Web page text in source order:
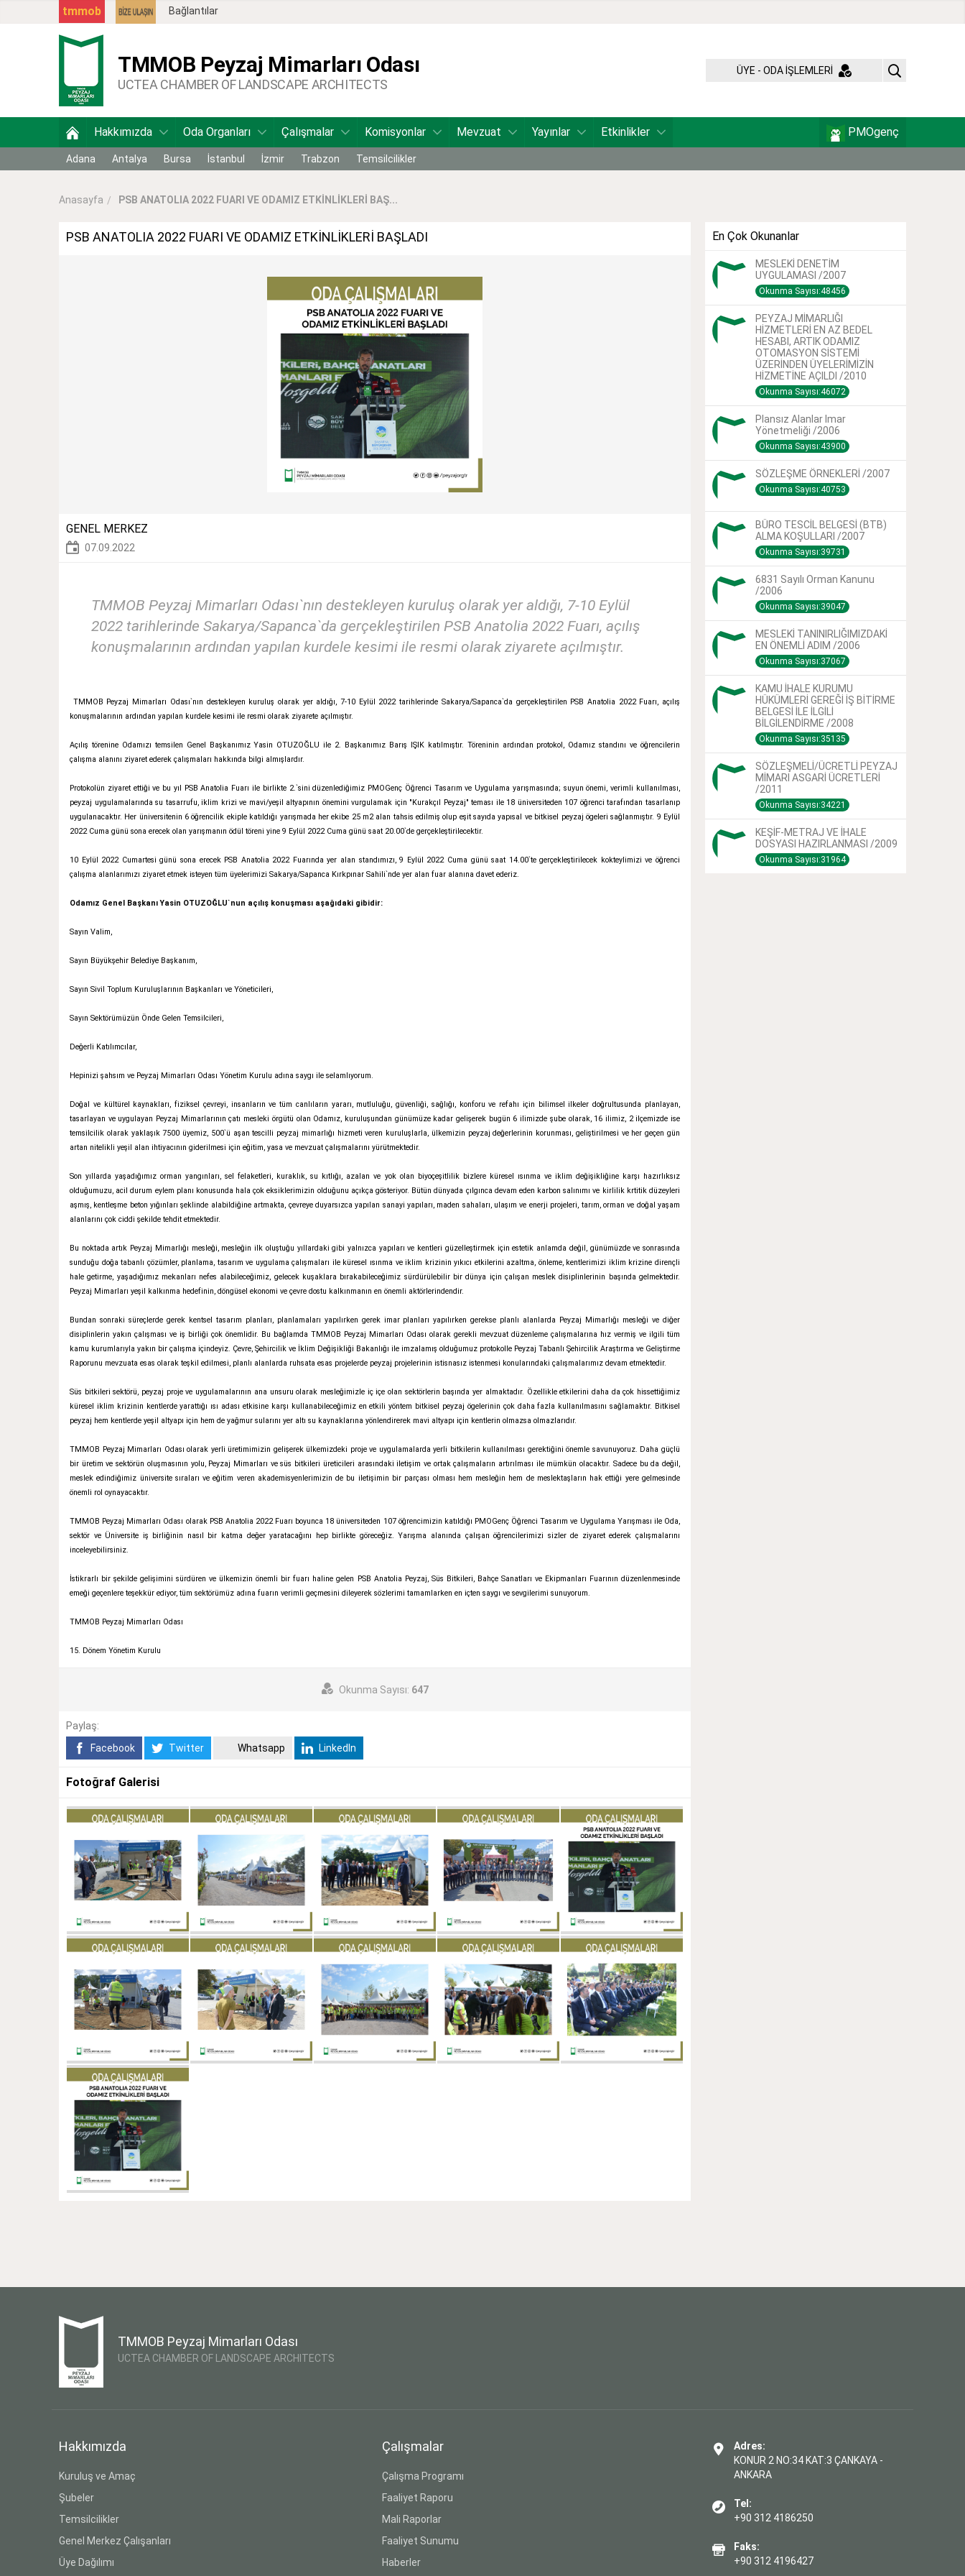
Bağlantılar
tmmob
TMMOB Peyzaj Mimarları Odası
UCTEA CHAMBER OF LANDSCAPE ARCHITECTS
ÜYE - ODA İŞLEMLERİ
Hakkımızda Oda Organları Çalışmalar Komisyonlar Mevzuat Yayınlar Etkinlikler PMOgenç
Adana Antalya Bursa İstanbul İzmir Trabzon Temsilcilikler
Anasayfa PSB ANATOLIA 2022 FUARI VE ODAMIZ ETKİNLİKLERİ BAŞ...
PSB ANATOLIA 2022 FUARI VE ODAMIZ ETKİNLİKLERİ BAŞLADI
GENEL MERKEZ
07.09.2022
TMMOB Peyzaj Mimarları Odası`nın destekleyen kuruluş olarak yer aldığı, 7-10 Eylül
2022 tarihlerinde Sakarya/Sapanca`da gerçekleştirilen PSB Anatolia 2022 Fuarı, açılış
konuşmalarının ardından yapılan kurdele kesimi ile resmi olarak ziyarete açılmıştır.
TMMOB Peyzaj Mimarları Odası`nın destekleyen kuruluş olarak yer aldığı, 7-10 Eylül 2022 tarihlerinde Sakarya/Sapanca`da gerçekleştirilen PSB Anatolia 2022 Fuarı, açılış
konuşmalarının ardından yapılan kurdele kesimi ile resmi olarak ziyarete açılmıştır.
Açılış törenine Odamızı temsilen Genel Başkanımız Yasin OTUZOĞLU ile 2. Başkanımız Barış IŞIK katılmıştır. Töreninin ardından protokol, Odamız standını ve öğrencilerin
çalışma alanını ziyaret ederek çalışmaları hakkında bilgi almışlardır.
Protokolün ziyaret ettiği ve bu yıl PSB Anatolia Fuarı ile birlikte 2.`sini düzenlediğimiz PMOGenç Öğrenci Tasarım ve Uygulama yarışmasında; suyun önemi, verimli kullanılması,
peyzaj uygulamalarında su tasarrufu, iklim krizi ve mavi/yeşil altyapının önemini vurgulamak için "Kurakçıl Peyzaj" teması ile 18 üniversiteden 107 öğrenci tarafından tasarlanıp
uygulanacaktır. Her üniversitenin 6 öğrencilik ekiple katıldığı yarışmada her ekibe 25 m2 alan tahsis edilmiş olup eşit sayıda yapısal ve bitkisel peyzaj ögeleri sağlanmıştır. 9 Eylül
2022 Cuma günü sona erecek olan yarışmanın ödül töreni yine 9 Eylül 2022 Cuma günü saat 20.00`de gerçekleştirilecektir.
10 Eylül 2022 Cumartesi günü sona erecek PSB Anatolia 2022 Fuarında yer alan standımızı, 9 Eylül 2022 Cuma günü saat 14.00`te gerçekleştirilecek kokteylimizi ve öğrenci
çalışma alanlarımızı ziyaret etmek isteyen tüm üyelerimizi Sakarya/Sapanca Kırkpınar Sahili`nde yer alan fuar alanına davet ederiz.
Odamız Genel Başkanı Yasin OTUZOĞLU`nun açılış konuşması aşağıdaki gibidir:
Sayın Valim,
Sayın Büyükşehir Belediye Başkanım,
Sayın Sivil Toplum Kuruluşlarının Başkanları ve Yöneticileri,
Sayın Sektörümüzün Önde Gelen Temsilcileri,
Değerli Katılımcılar,
Hepinizi şahsım ve Peyzaj Mimarları Odası Yönetim Kurulu adına saygı ile selamlıyorum.
Doğal ve kültürel kaynakları, fiziksel çevreyi, insanların ve tüm canlıların yararı, mutluluğu, güvenliği, sağlığı, konforu ve refahı için bilimsel ilkeler doğrultusunda planlayan,
tasarlayan ve uygulayan Peyzaj Mimarlarının çatı mesleki örgütü olan Odamız, kuruluşundan günümüze kadar gelişerek bugün 6 ilimizde şube olarak, 16 ilimiz, 2 ilçemizde ise
temsilcilik olarak yaklaşık 7500 üyemiz, 500`ü aşan tescilli peyzaj mimarlığı hizmeti veren kuruluşlarla, ülkemizin peyzaj değerlerinin korunması, geliştirilmesi ve her geçen gün
artan nitelikli yeşil alan ihtiyacının giderilmesi için eğitim, yasa ve mevzuat çalışmalarını yürütmektedir.
Son yıllarda yaşadığımız orman yangınları, sel felaketleri, kuraklık, su kıtlığı, azalan ve yok olan biyoçeşitlilik bizlere küresel ısınma ve iklim değişikliğine karşı hazırlıksız
olduğumuzu, acil durum eylem planı konusunda hala çok eksiklerimizin olduğunu açıkça gösteriyor. Bütün dünyada çılgınca devam eden karbon salınımı ve kirlilik krtitik düzeyleri
aşmış, kentleşme beton yığınları şeklinde alabildiğine artmakta, çevreye duyarsızca yapılan sanayi yapıları, maden sahaları, ulaşım ve enerji projeleri, tarım, orman ve doğal yaşam
alanlarını çok ciddi şekilde tehdit etmektedir.
Bu noktada artık Peyzaj Mimarlığı mesleği, mesleğin ilk oluştuğu yıllardaki gibi yalnızca yapıları ve kentleri güzelleştirmek için estetik anlamda değil, günümüzde ve sonrasında
sunduğu doğa tabanlı çözümler, planlama, tasarım ve uygulama çalışmaları ile küresel ısınma ve iklim krizinin yıkıcı etkilerini azaltma, önleme, kentlerimizi iklim krizine dirençli
hale getirme, yaşadığımız mekanları nefes alabileceğimiz, gelecek kuşaklara bırakabileceğimiz sürdürülebilir bir dünya için çalışan meslek disiplinlerinin başında gelmektedir.
Peyzaj Mimarları yeşil kalkınma hedefinin, döngüsel ekonomi ve çevre dostu kalkınmanın en önemli aktörlerindendir.
Bundan sonraki süreçlerde gerek kentsel tasarım planları, planlamaları yapılırken gerek imar planları yapılırken gerekse planlı alanlarda Peyzaj Mimarlığı mesleği ve diğer
disiplinlerin yakın çalışması ve iş birliği çok önemlidir. Bu bağlamda TMMOB Peyzaj Mimarları Odası olarak gerekli mevzuat düzenleme çalışmalarına hız vermiş ve ilgili tüm
kamu kurumlarıyla yakın bir çalışma içindeyiz. Çevre, Şehircilik ve İklim Değişikliği Bakanlığı ile imzalamış olduğumuz protokolle Peyzaj Tabanlı Şehircilik Araştırma ve Geliştirme
Raporunu mevzuata esas olarak teşkil edilmesi, planlı alanlarda ruhsata esas projelerde peyzaj projelerinin istisnasız istenmesi konularındaki çalışmalarımız devam etmektedir.
Süs bitkileri sektörü, peyzaj proje ve uygulamalarının ana unsuru olarak mesleğimizle iç içe olan sektörlerin başında yer almaktadır. Özellikle etkilerini daha da çok hissettiğimiz
küresel iklim krizinin kentlerde yarattığı ısı adası etkisine karşı kullanabileceğimiz en etkili yöntem bitkisel peyzaj ögelerinin çok daha fazla kullanılmasını sağlamaktır. Bitkisel
peyzaj hem kentlerde yeşil altyapı için hem de yağmur sularını yer altı su kaynaklarına yönlendirerek mavi altyapı için kentlerin olmazsa olmazlarıdır.
TMMOB Peyzaj Mimarları Odası olarak yerli üretimimizin gelişerek ülkemizdeki proje ve uygulamalarda yerli bitkilerin kullanılması gerektiğini önemle savunuyoruz. Daha güçlü
bir üretim ve sektörün oluşmasının yolu, Peyzaj Mimarları ve süs bitkileri üreticileri arasındaki iletişim ve ortak çalışmaların artırılması ile mümkün olacaktır. Sadece bu da değil,
meslek edindiğimiz üniversite sıraları ve eğitim veren akademisyenlerimizin de bu iletişimin bir parçası olması hem mesleğin hem de meslektaşların hak ettiği yere gelmesinde
önemli rol oynayacaktır.
TMMOB Peyzaj Mimarları Odası olarak PSB Anatolia 2022 Fuarı boyunca 18 üniversiteden 107 öğrencimizin katıldığı PMOGenç Öğrenci Tasarım ve Uygulama Yarışması ile Oda,
sektör ve Üniversite iş birliğinin nasıl bir katma değer yaratacağını hep birlikte göreceğiz. Yarışma alanında çalışan öğrencilerimizi sizler de ziyaret ederek çalışmalarını
inceleyebilirsiniz.
İstikrarlı bir şekilde gelişimini sürdüren ve ülkemizin önemli bir fuarı haline gelen PSB Anatolia Peyzaj, Süs Bitkileri, Bahçe Sanatları ve Ekipmanları Fuarının düzenlenmesinde
emeği geçenlere teşekkür ediyor, tüm sektörümüz adına fuarın verimli geçmesini dileyerek sözlerimi tamamlarken en içten saygı ve sevgilerimi sunuyorum.
TMMOB Peyzaj Mimarları Odası
15. Dönem Yönetim Kurulu
Okunma Sayısı: 647
Paylaş:
Facebook
Twitter Whatsapp LinkedIn
Fotoğraf Galerisi
En Çok Okunanlar
MESLEKİ DENETİM
UYGULAMASI /2007
Okunma Sayısı:48456
PEYZAJ MİMARLIĞI
HİZMETLERİ EN AZ BEDEL
HESABI, ARTIK ODAMIZ
OTOMASYON SİSTEMİ
ÜZERİNDEN ÜYELERİMİZİN
HİZMETİNE AÇILDI /2010
Okunma Sayısı:46072
Plansız Alanlar Imar
Yönetmeliği /2006
Okunma Sayısı:43900
SÖZLEŞME ÖRNEKLERİ /2007
Okunma Sayısı:40753
BÜRO TESCİL BELGESİ (BTB)
ALMA KOŞULLARI /2007
Okunma Sayısı:39731
6831 Sayılı Orman Kanunu
/2006
Okunma Sayısı:39047
MESLEKİ TANINIRLIĞIMIZDAKİ
EN ÖNEMLİ ADIM /2006
Okunma Sayısı:37067
KAMU İHALE KURUMU
HÜKÜMLERİ GEREĞİ İŞ BİTİRME
BELGESİ İLE İLGİLİ
BİLGİLENDİRME /2008
Okunma Sayısı:35135
SÖZLEŞMELİ/ÜCRETLİ PEYZAJ
MİMARI ASGARİ ÜCRETLERİ
/2011
Okunma Sayısı:34221
KEŞİF-METRAJ VE İHALE
DOSYASI HAZIRLANMASI /2009
Okunma Sayısı:31964
TMMOB Peyzaj Mimarları Odası
UCTEA CHAMBER OF LANDSCAPE ARCHITECTS
Hakkımızda
Kuruluş ve Amaç
Şubeler
Temsilcilikler
Genel Merkez Çalışanları
Üye Dağılımı
Çalışmalar
Çalışma Programı
Faaliyet Raporu
Mali Raporlar
Faaliyet Sunumu
Haberler
Adres:
KONUR 2 NO:34 KAT:3 ÇANKAYA -
ANKARA
Tel:
+90 312 4186250
Faks:
+90 312 4196427